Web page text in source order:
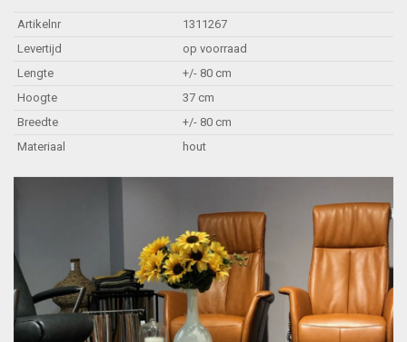
Artikelnr
1311267
Levertijd
op voorraad
Lengte
+/- 80 cm
Hoogte
37 cm
Breedte
+/- 80 cm
Materiaal
hout